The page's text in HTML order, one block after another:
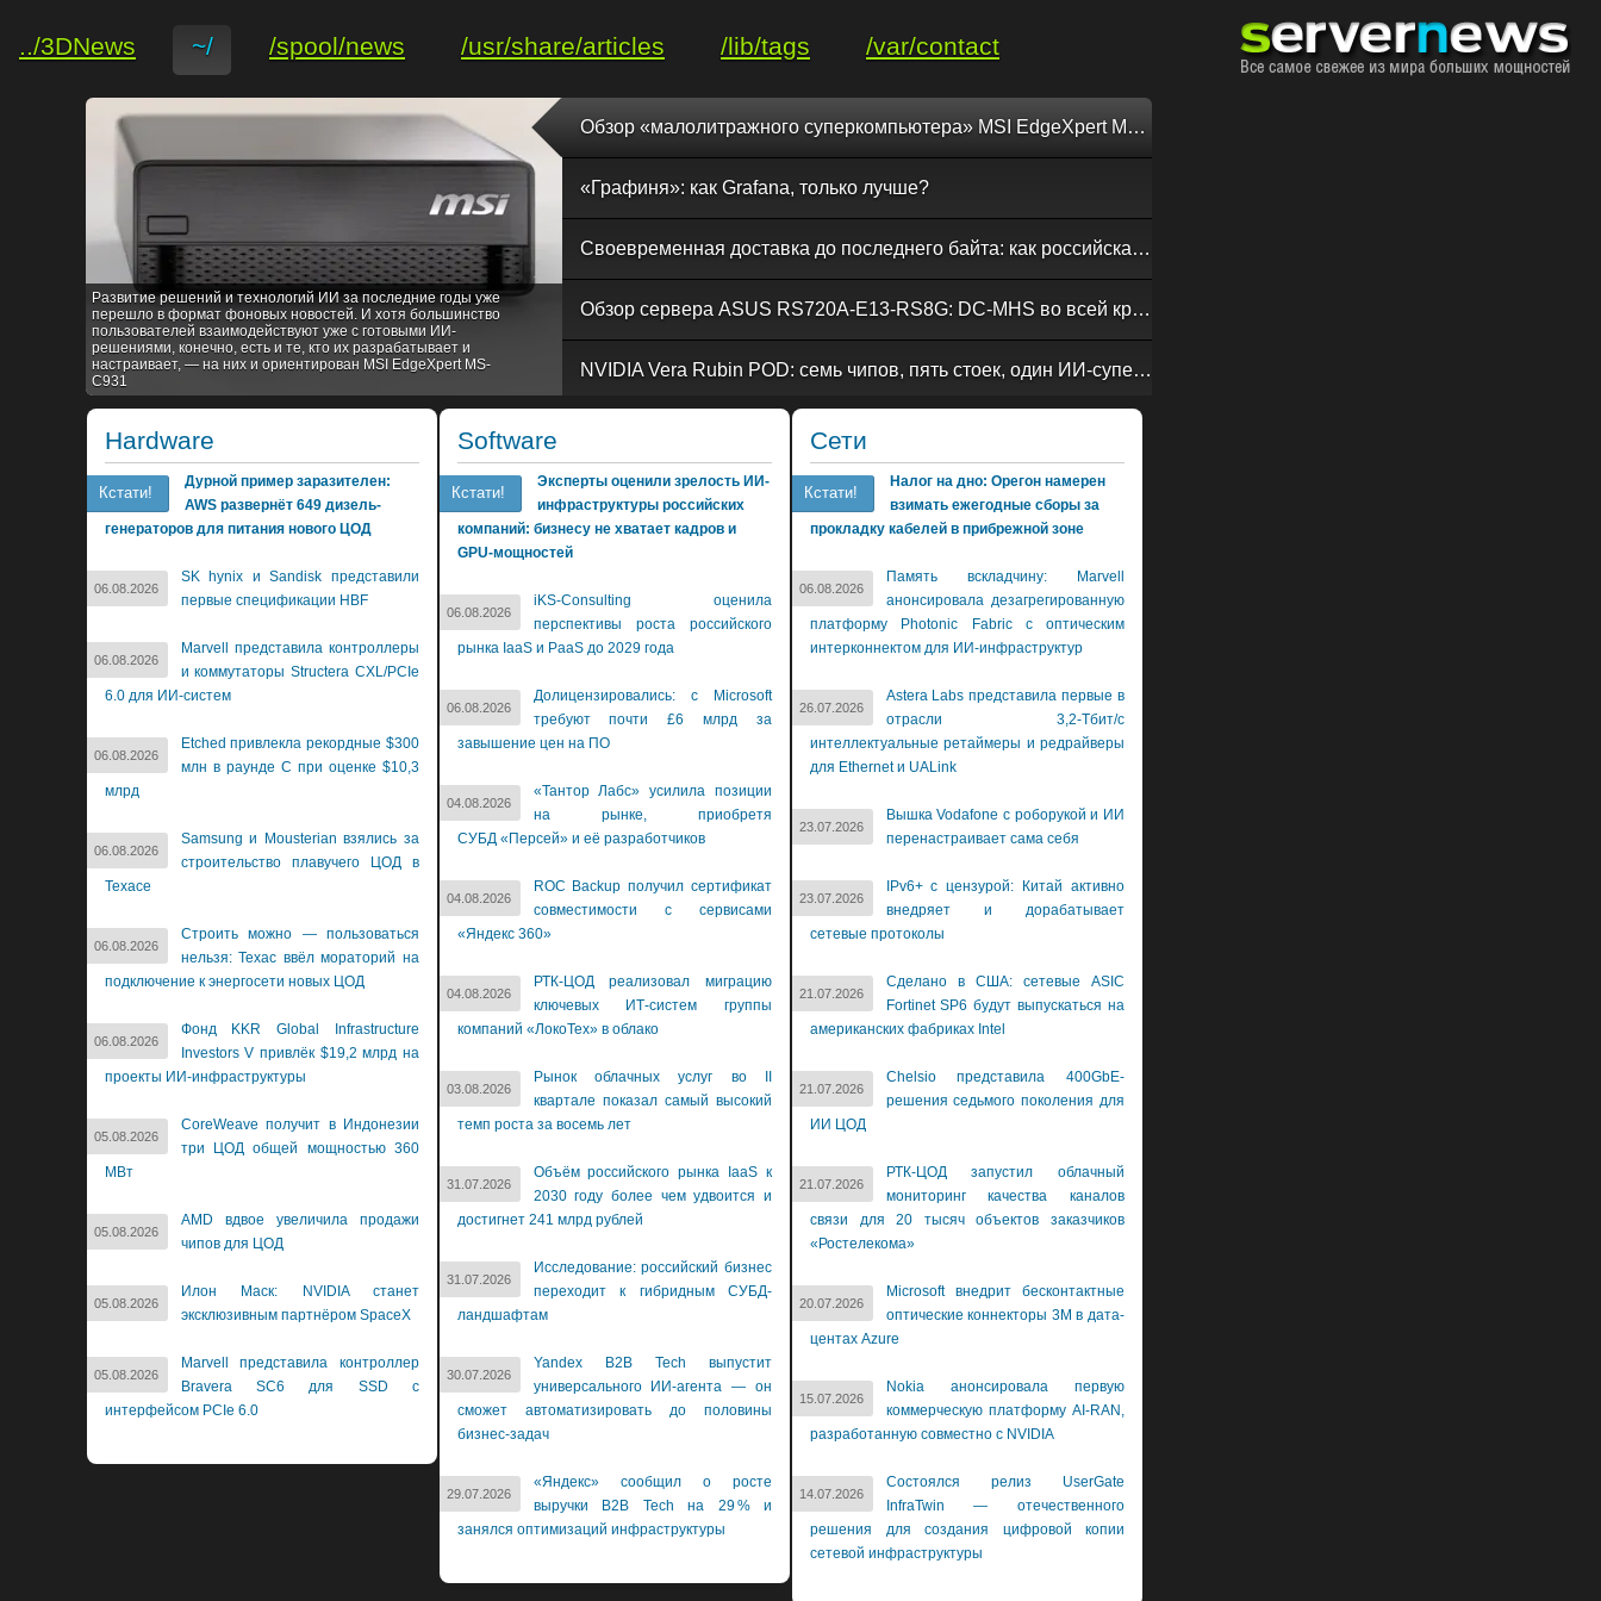
../3DNews ~/ /spool/news /usr/share/articles /lib/tags /var/contact
Развитие решений и технологий ИИ за последние годы уже
перешло в формат фоновых новостей. И хотя большинство
пользователей взаимодействуют уже с готовыми ИИ-
решениями, конечно, есть и те, кто их разрабатывает и
настраивает, — на них и ориентирован MSI EdgeXpert MS-
C931
Обзор «малолитражного суперкомпьютера» MSI EdgeXpert MS-C931
«Графиня»: как Grafana, только лучше?
Своевременная доставка до последнего байта: как российская сеть Curator CDN совмещает скорость, безопасность и гибкость управления
Обзор сервера ASUS RS720A-E13-RS8G: DC-MHS во всей красе
NVIDIA Vera Rubin POD: семь чипов, пять стоек, один ИИ-суперкомпьютер
Hardware
Кстати!
Дурной пример заразителен:
AWS развернёт 649 дизель-
генераторов для питания нового ЦОД
06.08.2026
SK hynix и Sandisk представили
первые спецификации HBF
06.08.2026
Marvell представила контроллеры
и коммутаторы Structera CXL/PCIe
6.0 для ИИ-систем
06.08.2026
Etched привлекла рекордные $300
млн в раунде C при оценке $10,3
млрд
06.08.2026
Samsung и Mousterian взялись за
строительство плавучего ЦОД в
Техасе
06.08.2026
Строить можно — пользоваться
нельзя: Техас ввёл мораторий на
подключение к энергосети новых ЦОД
06.08.2026
Фонд KKR Global Infrastructure
Investors V привлёк $19,2 млрд на
проекты ИИ-инфраструктуры
05.08.2026
CoreWeave получит в Индонезии
три ЦОД общей мощностью 360
МВт
05.08.2026
AMD вдвое увеличила продажи
чипов для ЦОД
05.08.2026
Илон Маск: NVIDIA станет
эксклюзивным партнёром SpaceX
05.08.2026
Marvell представила контроллер
Bravera SC6 для SSD с
интерфейсом PCIe 6.0
Software
Кстати!
Эксперты оценили зрелость ИИ-
инфраструктуры российских
компаний: бизнесу не хватает кадров и
GPU-мощностей
06.08.2026
iKS-Consulting оценила
перспективы роста российского
рынка IaaS и PaaS до 2029 года
06.08.2026
Долицензировались: с Microsoft
требуют почти £6 млрд за
завышение цен на ПО
04.08.2026
«Тантор Лабс» усилила позиции
на рынке, приобретя
СУБД «Персей» и её разработчиков
04.08.2026
ROC Backup получил сертификат
совместимости с сервисами
«Яндекс 360»
04.08.2026
РТК-ЦОД реализовал миграцию
ключевых ИТ-систем группы
компаний «ЛокоТех» в облако
03.08.2026
Рынок облачных услуг во II
квартале показал самый высокий
темп роста за восемь лет
31.07.2026
Объём российского рынка IaaS к
2030 году более чем удвоится и
достигнет 241 млрд рублей
31.07.2026
Исследование: российский бизнес
переходит к гибридным СУБД-
ландшафтам
30.07.2026
Yandex B2B Tech выпустит
универсального ИИ-агента — он
сможет автоматизировать до половины
бизнес-задач
29.07.2026
«Яндекс» сообщил о росте
выручки B2B Tech на 29 % и
занялся оптимизаций инфраструктуры
Сети
Кстати!
Налог на дно: Орегон намерен
взимать ежегодные сборы за
прокладку кабелей в прибрежной зоне
06.08.2026
Память вскладчину: Marvell
анонсировала дезагрегированную
платформу Photonic Fabric с оптическим
интерконнектом для ИИ-инфраструктур
26.07.2026
Astera Labs представила первые в
отрасли 3,2-Тбит/с
интеллектуальные ретаймеры и редрайверы
для Ethernet и UALink
23.07.2026
Вышка Vodafone с роборукой и ИИ
перенастраивает сама себя
23.07.2026
IPv6+ с цензурой: Китай активно
внедряет и дорабатывает
сетевые протоколы
21.07.2026
Сделано в США: сетевые ASIC
Fortinet SP6 будут выпускаться на
американских фабриках Intel
21.07.2026
Chelsio представила 400GbE-
решения седьмого поколения для
ИИ ЦОД
21.07.2026
РТК-ЦОД запустил облачный
мониторинг качества каналов
связи для 20 тысяч объектов заказчиков
«Ростелекома»
20.07.2026
Microsoft внедрит бесконтактные
оптические коннекторы 3M в дата-
центах Azure
15.07.2026
Nokia анонсировала первую
коммерческую платформу AI-RAN,
разработанную совместно с NVIDIA
14.07.2026
Состоялся релиз UserGate
InfraTwin — отечественного
решения для создания цифровой копии
сетевой инфраструктуры